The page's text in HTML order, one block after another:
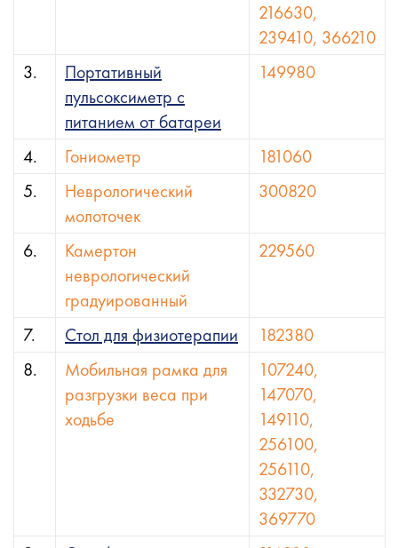
216630,
239410, 366210
3.
Портативный
пульсоксиметр с
питанием от батареи
149980
4. Гониометр
181060
5.
Неврологический
молоточек
300820
6.
Камертон
неврологический
градуированный
229560
7. Стол для физиотерапии
182380
8.
Мобильная рамка для
разгрузки веса при
ходьбе
107240,
147070,
149110,
256100,
256110,
332730,
369770